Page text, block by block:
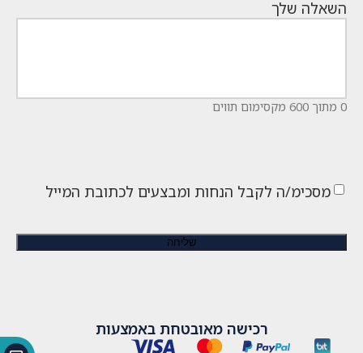
השאלה שלך
0 מתוך 600 מקסימום תווים
מסכימ/ה לקבל הנחות ומבצעים לכתובת המייל
רכישה מאובטחת באמצעות